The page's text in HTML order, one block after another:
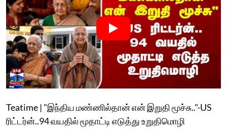
Teatime | "இந்திய மண்ணில்தான் என் இறுதி மூச்சு.."-US
ரிட்டர்ன்..94 வயதில் மூதாட்டி எடுத்து உறுதிமொழி